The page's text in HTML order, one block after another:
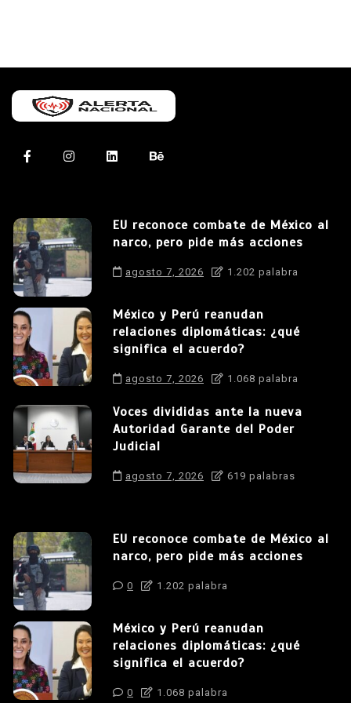
EU reconoce combate de México al
narco, pero pide más acciones
agosto 7, 2026 1.202 palabra
México y Perú reanudan
relaciones diplomáticas: ¿qué
significa el acuerdo?
agosto 7, 2026 1.068 palabra
Voces divididas ante la nueva
Autoridad Garante del Poder
Judicial
agosto 7, 2026 619 palabras
EU reconoce combate de México al
narco, pero pide más acciones
0 1.202 palabra
México y Perú reanudan
relaciones diplomáticas: ¿qué
significa el acuerdo?
0 1.068 palabra